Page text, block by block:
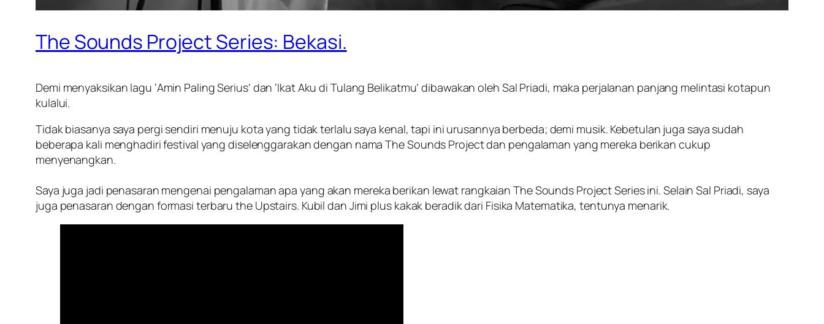
The Sounds Project Series: Bekasi.
Demi menyaksikan lagu ‘Amin Paling Serius’ dan ‘Ikat Aku di Tulang Belikatmu’ dibawakan oleh Sal Priadi, maka perjalanan panjang melintasi kotapun
kulalui.
Tidak biasanya saya pergi sendiri menuju kota yang tidak terlalu saya kenal, tapi ini urusannya berbeda; demi musik. Kebetulan juga saya sudah
beberapa kali menghadiri festival yang diselenggarakan dengan nama The Sounds Project dan pengalaman yang mereka berikan cukup
menyenangkan.
Saya juga jadi penasaran mengenai pengalaman apa yang akan mereka berikan lewat rangkaian The Sounds Project Series ini. Selain Sal Priadi, saya
juga penasaran dengan formasi terbaru the Upstairs. Kubil dan Jimi plus kakak beradik dari Fisika Matematika, tentunya menarik.